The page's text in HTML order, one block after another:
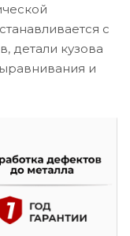
с
детали кузова
и